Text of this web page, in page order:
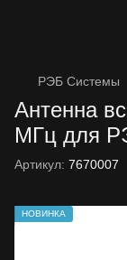
РЭБ Системы
Антенна
МГц для
Артикул: 7670007
НОВИНКА